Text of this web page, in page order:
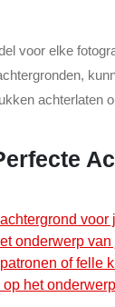
voor elke
achterlaten
voor
onderwerp van
of felle
het